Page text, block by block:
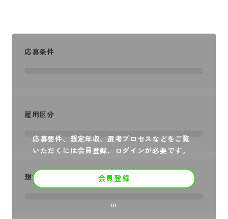
応募要件、想定年収、選考プロセスなどをご覧
いただくには会員登録、ログインが必要です。
会員登録
or
応募条件
雇用区分
想定年収